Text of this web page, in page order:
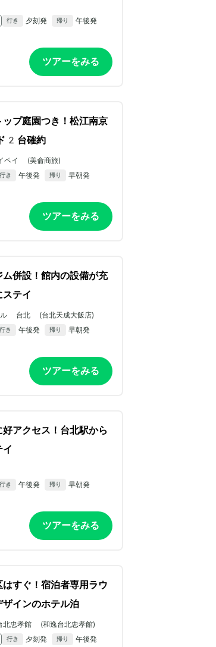
行き 夕刻発 帰り 午後発
ツアーをみる
プ庭園つき！松江南京
2台確約
ペイ (美侖商旅)
行き 午後発 帰り 早朝発
ツアーをみる
併設！館内の設備が充
テイ
台北 (台北天成大飯店)
行き 午後発 帰り 早朝発
ツアーをみる
アクセス！台北駅から
行き 午後発 帰り 早朝発
ツアーをみる
ぐ！宿泊者専用ラウ
インのホテル泊
忠孝館 (和逸台北忠孝館)
行き 夕刻発 帰り 午後発